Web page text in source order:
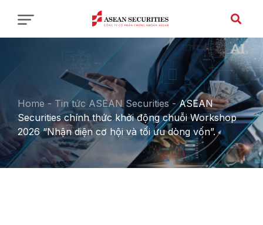
Home - Tin tức ASEAN Securities-ASEAN
Securities chính thức khởi động chuỗi Workshop
2026 “Nhận diện cơ hội và tối ưu dòng vốn”.